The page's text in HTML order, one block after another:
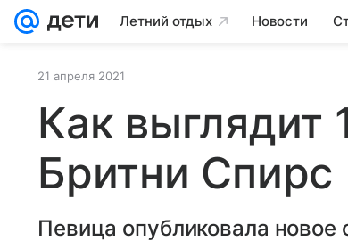
Летний отдых Новости
21 апреля 2021
Как выглядит
Бритни Спирс
Певица опубликовала новое